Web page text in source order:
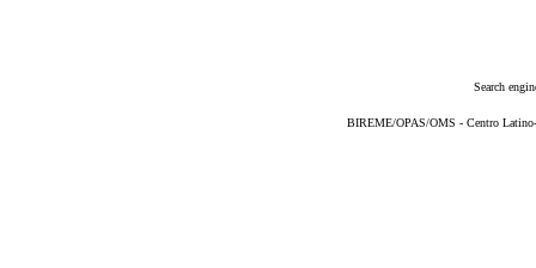
Search
BIREME/OPAS/OMS - Centro Latino-